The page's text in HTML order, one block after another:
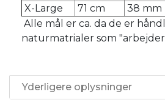
X-Large
71 cm 38 mm
Alle mål er ca. da de er
naturmatrialer som
Yderligere oplysninger